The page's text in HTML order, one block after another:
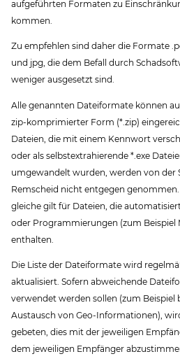
aufgeführten Formaten zu
kommen.
Zu empfehlen sind daher die Formate
und jpg, die dem Befall durch
weniger ausgesetzt sind.
Alle genannten Dateiformate können
zip-komprimierter Form (*.zip)
Dateien, die mit einem Kennwort
oder als selbstextrahierende *.exe
umgewandelt wurden, werden von der
Remscheid nicht entgegen genommen.
gleiche gilt für Dateien, die
oder Programmierungen (zum Beispiel
enthalten.
Die Liste der Dateiformate wird
aktualisiert. Sofern abweichende
verwendet werden sollen (zum Beispiel
Austausch von Geo-Informationen),
gebeten, dies mit der jeweiligen
dem jeweiligen Empfänger